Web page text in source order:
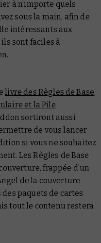
à n’importe quels
sous la main, afin de
intéressants aux
sont faciles à
livre des Règles de Base,
et la Pile
sortiront aussi
de vous lancer
si vous ne souhaitez
Les Règles de Base
frappée d’un
de la couverture
paquets de cartes
tout le contenu restera